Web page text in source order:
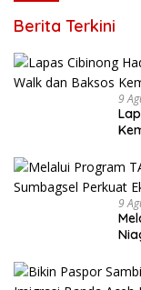
Berita Terkini
9
9